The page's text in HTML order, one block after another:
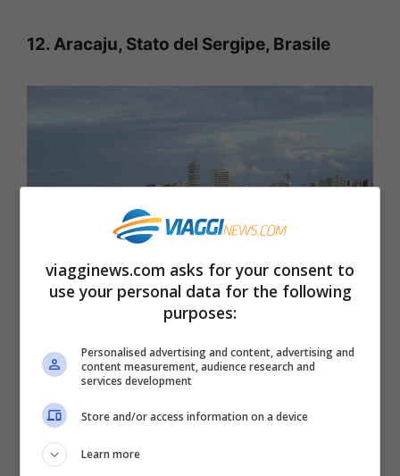
12. Aracaju, Stato del Sergipe, Brasile
Aracaju, Brasile (LeRoc – Flickr, CC BY-SA 2.0, Wikipedia)
Abitanti: 938.550. Omicidi nel 2016: 589.
Tasso di 62,76 omicidi ogni 100.000
viagginews.com asks for your consent to
use your personal data for the following
purposes:
Personalised advertising and content, advertising and
content measurement, audience research and
services development
Store and/or access information on a device
Learn more